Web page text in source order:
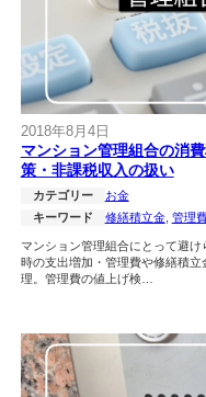
2018年8月4日
マンション管理組合の消
策・非課税収入の扱い
カテゴリー
お金
キーワード
修繕積立金, 管理
マンション管理組合にとって避
時の支出増加・管理費や修繕積
理。管理費の値上げ検…